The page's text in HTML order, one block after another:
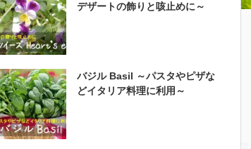
デザートの飾りと咳止めに～
バジル Basil ～パスタやピザな
どイタリア料理に利用～